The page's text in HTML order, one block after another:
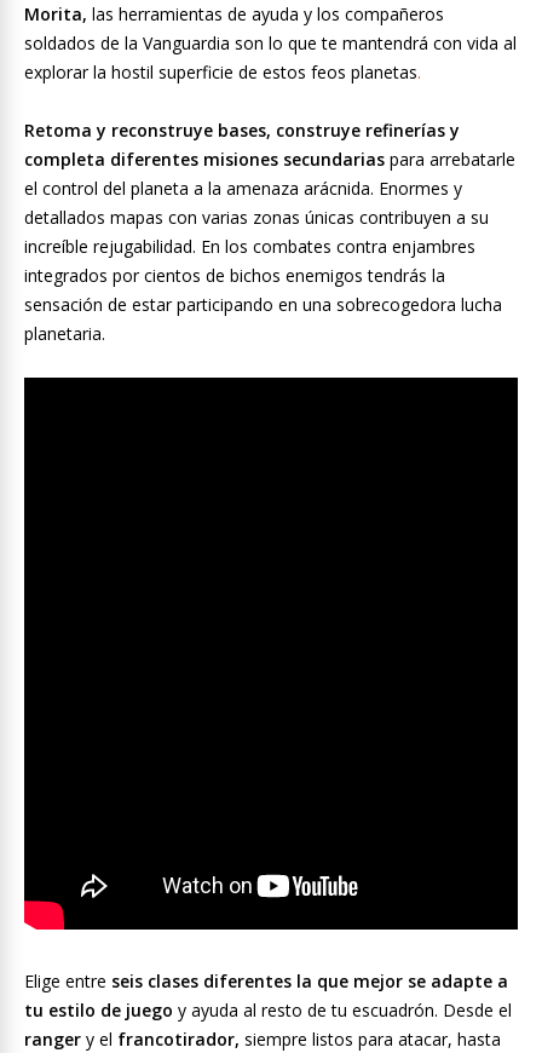
Morita, las herramientas de ayuda y los compañeros
soldados de la Vanguardia son lo que te mantendrá con vida al
explorar la hostil superficie de estos feos planetas.
Retoma y reconstruye bases, construye refinerías y
completa diferentes misiones secundarias para arrebatarle
el control del planeta a la amenaza arácnida. Enormes y
detallados mapas con varias zonas únicas contribuyen a su
increíble rejugabilidad. En los combates contra enjambres
integrados por cientos de bichos enemigos tendrás la
sensación de estar participando en una sobrecogedora lucha
planetaria.
Elige entre seis clases diferentes la que mejor se adapte a
tu estilo de juego y ayuda al resto de tu escuadrón. Desde el
ranger y el francotirador, siempre listos para atacar, hasta